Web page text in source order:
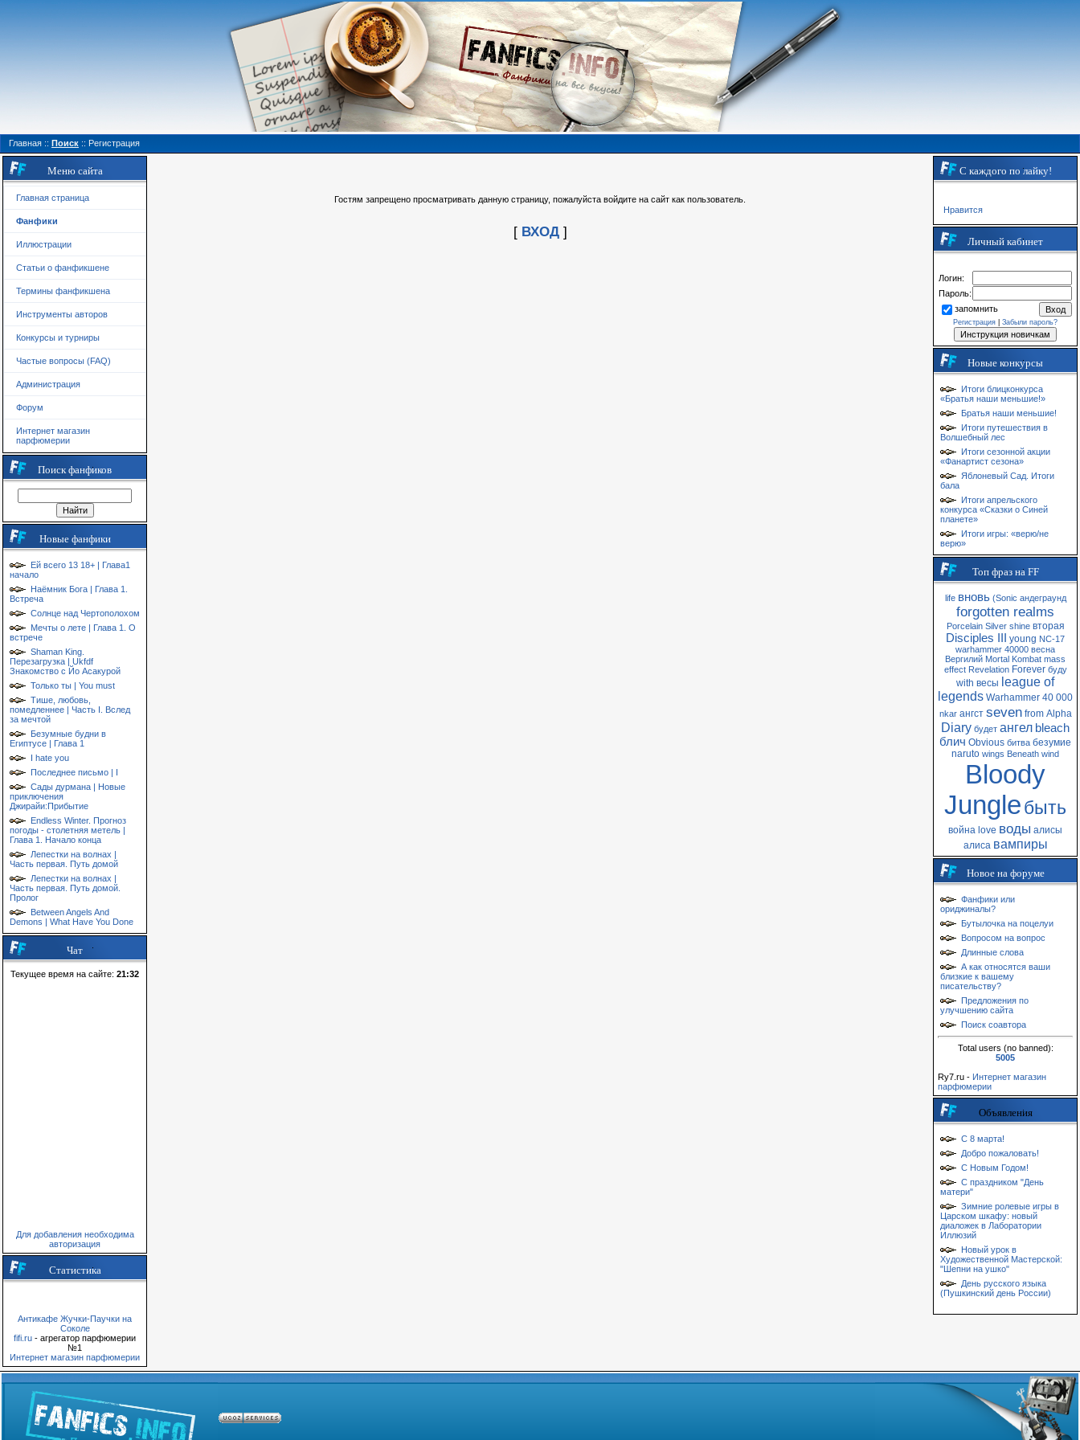
Главная :: Поиск :: Регистрация
Меню сайта
Главная страница
Фанфики
Иллюстрации
Статьи о фанфикшене
Термины фанфикшена
Инструменты авторов
Конкурсы и турниры
Частые вопросы (FAQ)
Администрация
Форум
Интернет магазин
парфюмерии
Поиск фанфиков
Новые фанфики
Ей всего 13 18+ | Глава1
начало
Наёмник Бога | Глава 1.
Встреча
Солнце над Чертополохом
Мечты о лете | Глава 1. О
встрече
Shaman King.
Перезагрузка | Ukfdf
Знакомство с Йо Асакурой
Только ты | You must
Тише, любовь,
помедленнее | Часть I. Вслед
за мечтой
Безумные будни в
Египтусе | Глава 1
I hate you
Последнее письмо | I
Сады дурмана | Новые
приключения
Джирайи:Прибытие
Endless Winter. Прогноз
погоды - столетняя метель |
Глава 1. Начало конца
Лепестки на волнах |
Часть первая. Путь домой
Лепестки на волнах |
Часть первая. Путь домой.
Пролог
Between Angels And
Demons | What Have You Done
Чат
Текущее время на сайте: 21:32
Для добавления необходима
авторизация
Статистика
Антикафе Жучки-Паучки на
Соколе
fifi.ru - агрегатор парфюмерии
№1
Интернет магазин парфюмерии
Гостям запрещено просматривать данную страницу, пожалуйста войдите на сайт как пользователь.
[ ВХОД]
С каждого по лайку!
Нравится
Личный кабинет
Логин:
Пароль:
запомнить
Регистрация Забыли пароль?
Новые конкурсы
Итоги блицконкурса
«Братья наши меньшие!»
Братья наши меньшие!
Итоги путешествия в
Волшебный лес
Итоги сезонной акции
«Фанартист сезона»
Яблоневый Сад. Итоги
бала
Итоги апрельского
конкурса «Сказки о Синей
планете»
Итоги игры: «верю/не
верю»
Топ фраз на FF
life вновь (Sonic андеграунд
forgotten realms
Porcelain Silver shine вторая
Disciples III young NC-17
warhammer 40000 весна
Вергилий Mortal Kombat mass
effect Revelation Forever буду
with весы league of
legends Warhammer 40 000
nkar ангст seven from Alpha
Diary будет ангел bleach
блич Obvious битва безумие
naruto wings Beneath wind
Bloody
Jungleбыть
война love воды алисы
алиса вампиры
Новое на форуме
Фанфики или
ориджиналы?
Бутылочка на поцелуи
Вопросом на вопрос
Длинные слова
А как относятся ваши
близкие к вашему
писательству?
Предложения по
улучшению сайта
Поиск соавтора
Total users (no banned):
5005
Ry7.ru - Интернет магазин
парфюмерии
Объявления
С 8 марта!
Добро пожаловать!
С Новым Годом!
С праздником "День
матери"
Зимние ролевые игры в
Царском шкафу: новый
диаложек в Лаборатории
Иллюзий
Новый урок в
Художественной Мастерской:
"Шепни на ушко"
День русского языка
(Пушкинский день России)